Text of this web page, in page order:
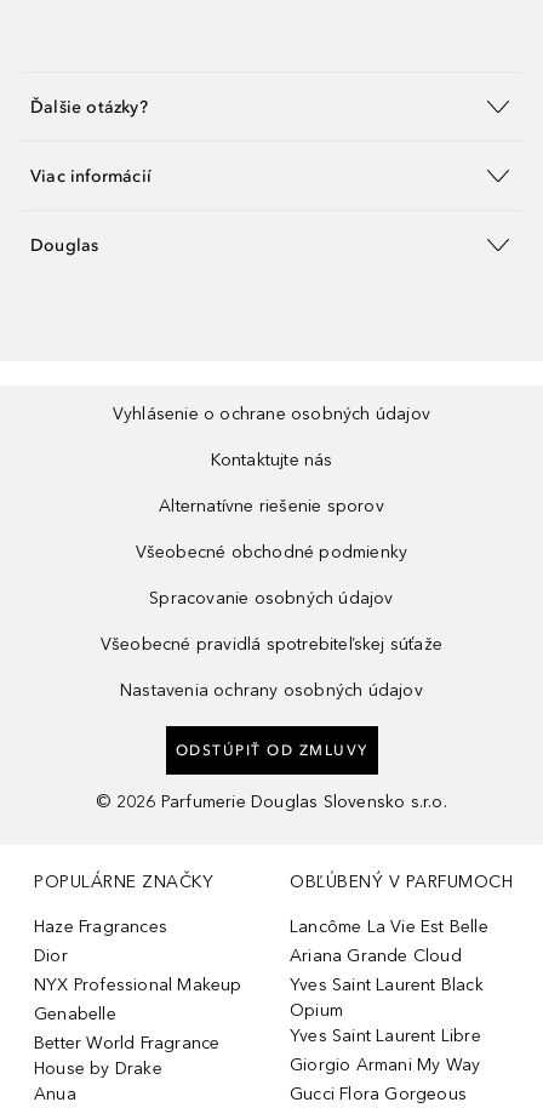
Ďalšie otázky?
Viac informácií
Douglas
Vyhlásenie o ochrane osobných údajov
Kontaktujte nás
Alternatívne riešenie sporov
Všeobecné obchodné podmienky
Spracovanie osobných údajov
Všeobecné pravidlá spotrebiteľskej súťaže
Nastavenia ochrany osobných údajov
ODSTÚPIŤ OD ZMLUVY
© 2026 Parfumerie Douglas Slovensko s.r.o.
POPULÁRNE ZNAČKY
Haze Fragrances
Dior
NYX Professional Makeup
Genabelle
Better World Fragrance
House by Drake
Anua
OBĽÚBENÝ V PARFUMOCH
Lancôme La Vie Est Belle
Ariana Grande Cloud
Yves Saint Laurent Black
Opium
Yves Saint Laurent Libre
Giorgio Armani My Way
Gucci Flora Gorgeous